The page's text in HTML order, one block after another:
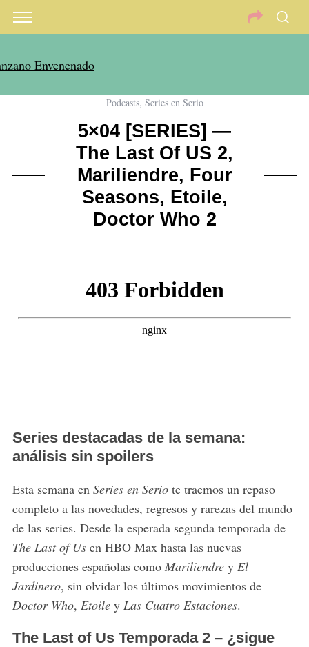
Podcasts, Series en Serio
5×04 [SERIES] —
The Last Of US 2,
Mariliendre, Four
Seasons, Etoile,
Doctor Who 2
Series destacadas de la semana:
análisis sin spoilers
Esta semana en Series en Seriote traemos un repaso
completo a las novedades, regresos y rarezas del mundo
de las series. Desde la esperada segunda temporada de
The Last of Usen HBO Max hasta las nuevas
producciones españolas como Mariliendrey El
Jardinero, sin olvidar los últimos movimientos de
Doctor Who, Etoiley Las Cuatro Estaciones.
The Last of Us Temporada 2 – ¿sigue